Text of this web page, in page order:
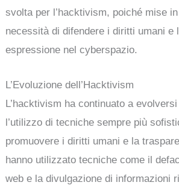
svolta per l’hacktivism, poiché mise
necessità di difendere i diritti umani e
espressione nel cyberspazio.
L’Evoluzione dell’Hacktivism
L’hacktivism ha continuato a
l’utilizzo di tecniche sempre più
promuovere i diritti umani e la
hanno utilizzato tecniche come il
web e la divulgazione di informazioni